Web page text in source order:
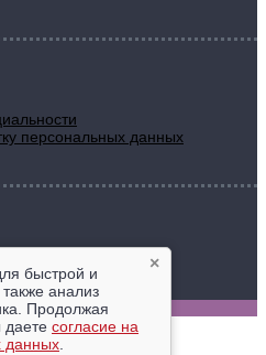
персональных данных
×
быстрой и
анализ
Продолжая
даете согласие на
данных